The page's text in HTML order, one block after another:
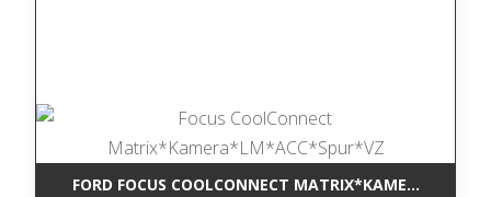
FORD FOCUS COOLCONNECT